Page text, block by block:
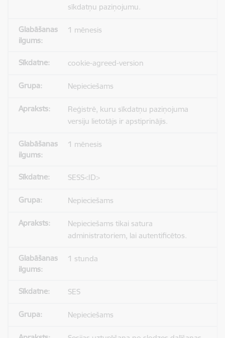
sīkdatņu paziņojumu.
1 mēnesis
cookie-agreed-version
Nepieciešams
Reģistrē, kuru sīkdatņu paziņojuma
versiju lietotājs ir apstiprinājis.
1 mēnesis
SESS<ID>
Nepieciešams
Nepieciešams tikai satura
administratoriem, lai autentificētos.
1 stunda
SES
Nepieciešams